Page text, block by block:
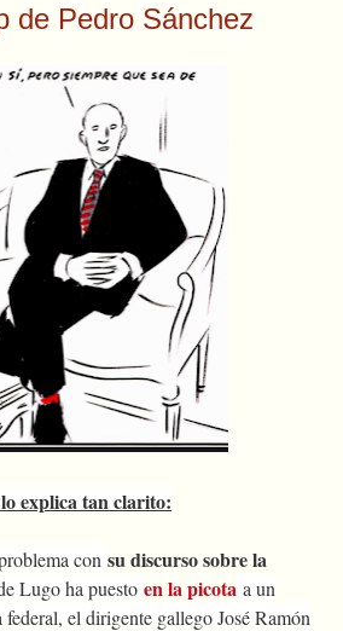
de Pedro Sánchez
explica tan clarito:
con su discurso sobre la
Lugo ha puesto en la picota a un
el dirigente gallego José Ramón